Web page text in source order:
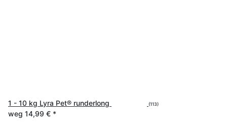
1 - 10 kg Lyra Pet® runderlong (113)
weg 14,99 € *